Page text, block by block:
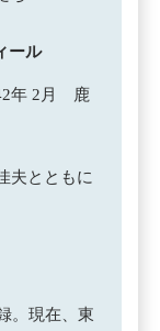
ール
年 2月 鹿
夫とともに
。現在、東